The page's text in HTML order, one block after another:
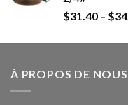
$31.40 – $
À PROPOS DE NOUS